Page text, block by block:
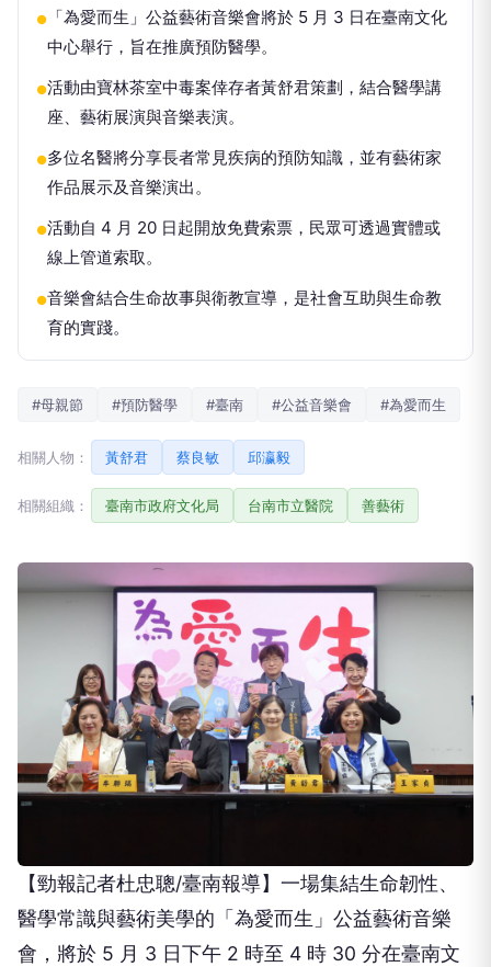
●
「為愛而生」公益藝術音樂會將於 5 月 3 日在臺南文化
中心舉行，旨在推廣預防醫學。
●活動由寶林茶室中毒案倖存者黃舒君策劃，結合醫學講
座、藝術展演與音樂表演。
●多位名醫將分享長者常見疾病的預防知識，並有藝術家
作品展示及音樂演出。
●活動自 4 月 20 日起開放免費索票，民眾可透過實體或
線上管道索取。
●音樂會結合生命故事與衛教宣導，是社會互助與生命教
育的實踐。
#母親節 #預防醫學 #臺南 #公益音樂會 #為愛而生
相關人物： 黃舒君 蔡良敏 邱瀛毅
相關組織： 臺南市政府文化局 台南市立醫院 善藝術
【勁報記者杜忠聰/臺南報導】一場集結生命韌性、
醫學常識與藝術美學的「為愛而生」公益藝術音樂
會，將於 5 月 3 日下午 2 時至 4 時 30 分在臺南文